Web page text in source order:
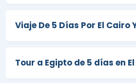
Viaje De 5 Días Por El Cairo
Tour a Egipto de 5 días en